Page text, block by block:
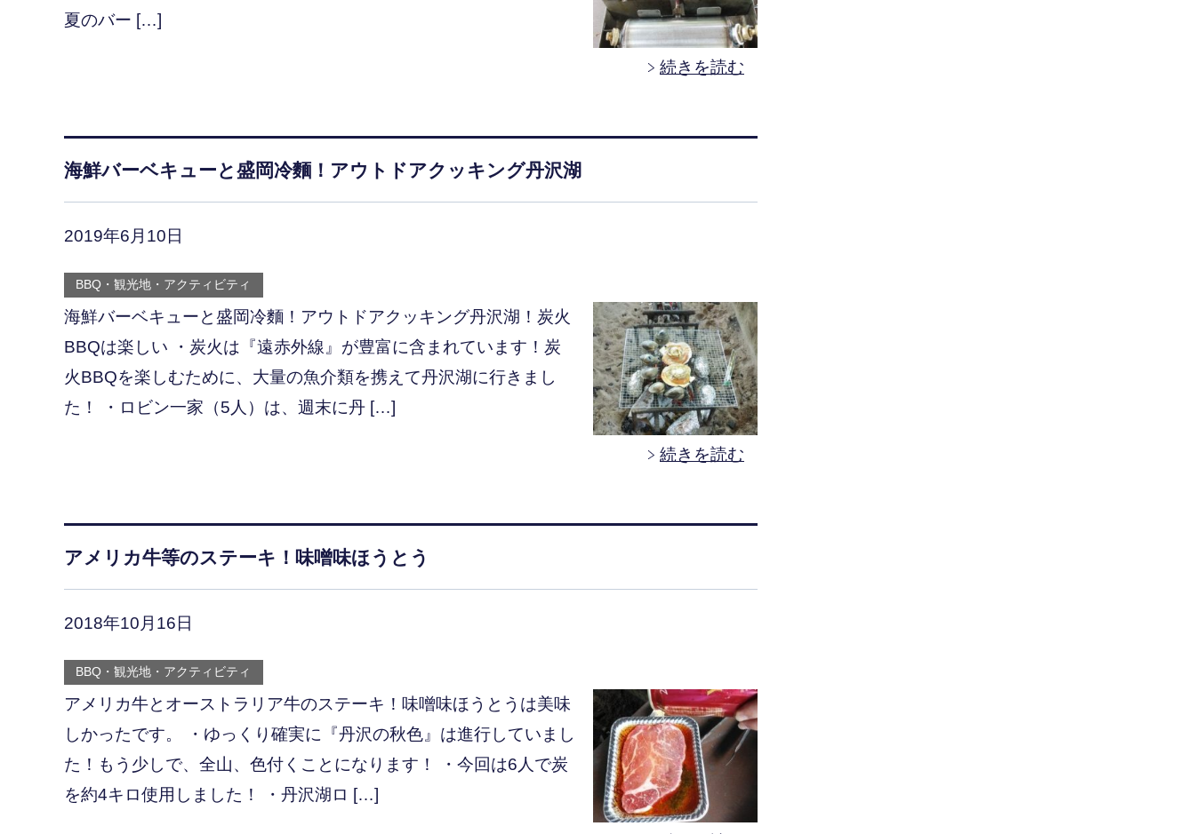
夏のバー […]
続きを読む
海鮮バーベキューと盛岡冷麵！アウトドアクッキング丹沢湖
2019年6月10日
BBQ・観光地・アクティビティ
海鮮バーベキューと盛岡冷麵！アウトドアクッキング丹沢湖！炭火
BBQは楽しい ・炭火は『遠赤外線』が豊富に含まれています！炭
火BBQを楽しむために、大量の魚介類を携えて丹沢湖に行きまし
た！ ・ロビン一家（5人）は、週末に丹 […]
続きを読む
アメリカ牛等のステーキ！味噌味ほうとう
2018年10月16日
BBQ・観光地・アクティビティ
アメリカ牛とオーストラリア牛のステーキ！味噌味ほうとうは美味
しかったです。 ・ゆっくり確実に『丹沢の秋色』は進行していまし
た！もう少しで、全山、色付くことになります！ ・今回は6人で炭
を約4キロ使用しました！ ・丹沢湖ロ […]